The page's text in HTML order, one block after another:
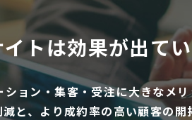
トは効果が出て
ョン・集客・受注に大きなメ
と、より成約率の高い顧客の開